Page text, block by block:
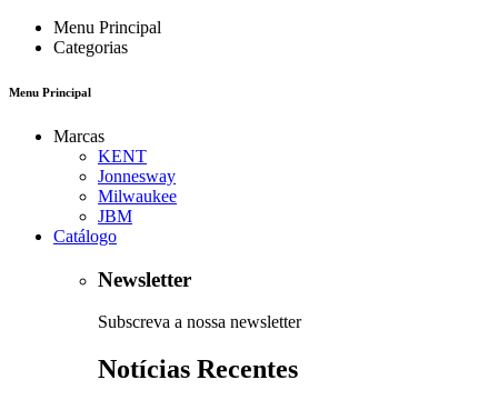
Menu Principal
Categorias
Menu Principal
Marcas
KENT
Jonnesway
Milwaukee
JBM
Catálogo
Newsletter
Subscreva a nossa newsletter
Notícias Recentes